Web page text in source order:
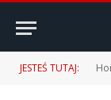
JESTEŚ TUTAJ: